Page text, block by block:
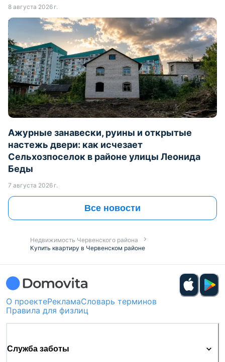
8 августа 2026 г.
Ажурные занавески, руины и открытые
настежь двери: как исчезает
Сельхозпоселок в районе улицы Леонида
Беды
7 августа 2026 г.
Все новости
Недвижимость Червенского района
Купить квартиру в Червенском районе
О проектеРекламаСловарь терминов
Правила для физлиц
Служба заботы